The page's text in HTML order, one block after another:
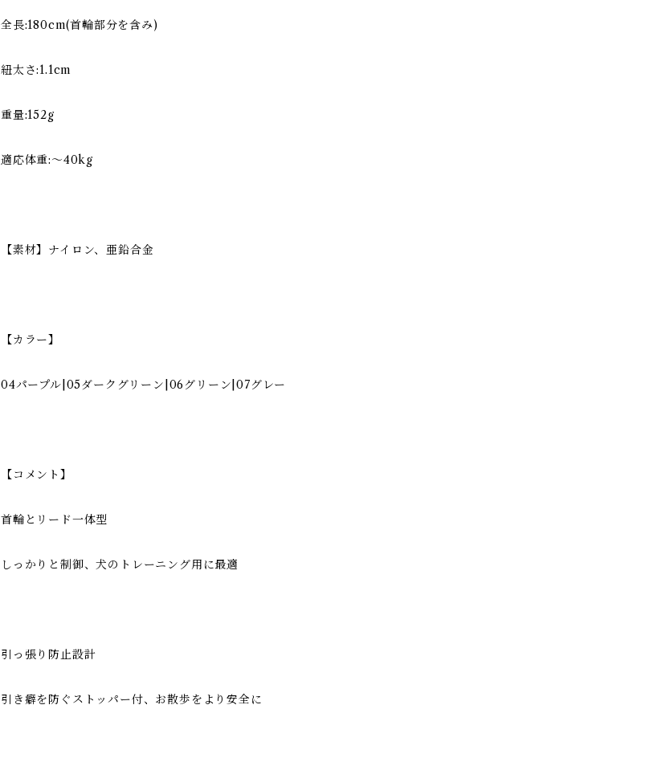
全長:180cm(首輪部分を含み)
紐太さ:1.1cm
重量:152g
適応体重:〜40kg
【素材】ナイロン、亜鉛合金
【カラー】
04パープル|05ダークグリーン|06グリーン|07グレー
【コメント】
首輪とリード一体型
しっかりと制御、犬のトレーニング用に最適
引っ張り防止設計
引き癖を防ぐストッパー付、お散歩をより安全に